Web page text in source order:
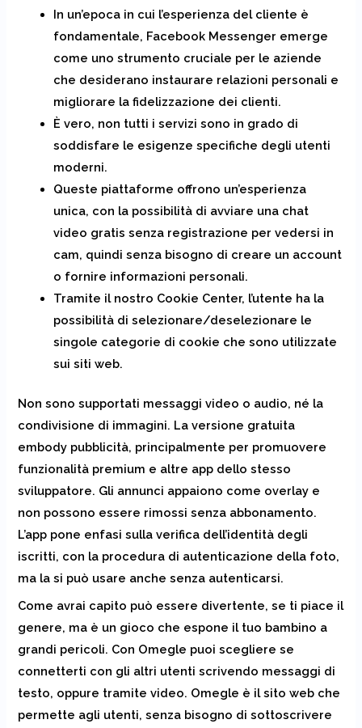
In un’epoca in cui l’esperienza del cliente è
fondamentale, Facebook Messenger emerge
come uno strumento cruciale per le aziende
che desiderano instaurare relazioni personali e
migliorare la fidelizzazione dei clienti.
È vero, non tutti i servizi sono in grado di
soddisfare le esigenze specifiche degli utenti
moderni.
Queste piattaforme offrono un’esperienza
unica, con la possibilità di avviare una chat
video gratis senza registrazione per vedersi in
cam, quindi senza bisogno di creare un account
o fornire informazioni personali.
Tramite il nostro Cookie Center, l’utente ha la
possibilità di selezionare/deselezionare le
singole categorie di cookie che sono utilizzate
sui siti web.
Non sono supportati messaggi video o audio, né la
condivisione di immagini. La versione gratuita
embody pubblicità, principalmente per promuovere
funzionalità premium e altre app dello stesso
sviluppatore. Gli annunci appaiono come overlay e
non possono essere rimossi senza abbonamento.
L’app pone enfasi sulla verifica dell’identità degli
iscritti, con la procedura di autenticazione della foto,
ma la si può usare anche senza autenticarsi.
Come avrai capito può essere divertente, se ti piace il
genere, ma è un gioco che espone il tuo bambino a
grandi pericoli. Con Omegle puoi scegliere se
connetterti con gli altri utenti scrivendo messaggi di
testo, oppure tramite video. Omegle è il sito web che
permette agli utenti, senza bisogno di sottoscrivere